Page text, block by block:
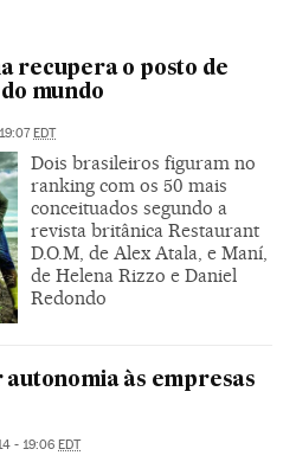
recupera o posto de
mundo
EDT
Dois brasileiros figuram no
ranking com os 50 mais
conceituados segundo a
revista britânica Restaurant
D.O.M, de Alex Atala, e Maní,
de Helena Rizzo e Daniel
Redondo
autonomia às empresas
- 19:06 EDT